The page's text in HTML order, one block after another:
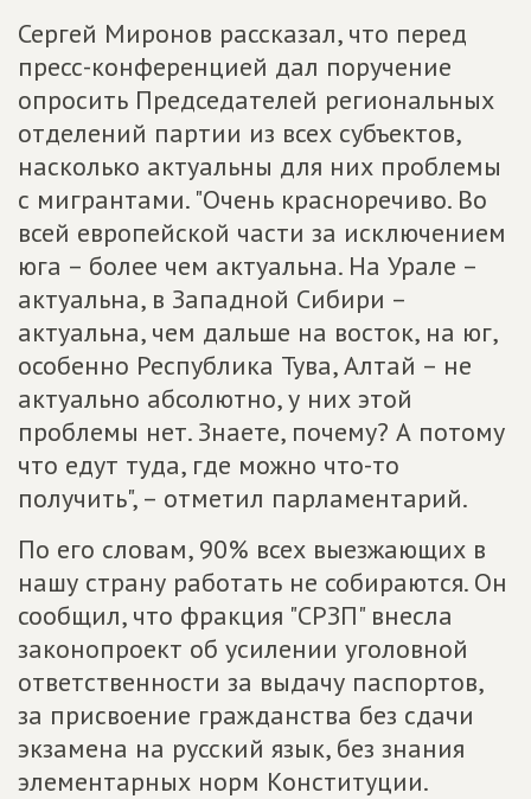
Сергей Миронов рассказал, что перед
пресс-конференцией дал поручение
опросить Председателей региональных
отделений партии из всех субъектов,
насколько актуальны для них проблемы
с мигрантами. "Очень красноречиво. Во
всей европейской части за исключением
юга – более чем актуальна. На Урале –
актуальна, в Западной Сибири –
актуальна, чем дальше на восток, на юг,
особенно Республика Тува, Алтай – не
актуально абсолютно, у них этой
проблемы нет. Знаете, почему? А потому
что едут туда, где можно что-то
получить", – отметил парламентарий.
По его словам, 90% всех выезжающих в
нашу страну работать не собираются. Он
сообщил, что фракция "СРЗП" внесла
законопроект об усилении уголовной
ответственности за выдачу паспортов,
за присвоение гражданства без сдачи
экзамена на русский язык, без знания
элементарных норм Конституции.